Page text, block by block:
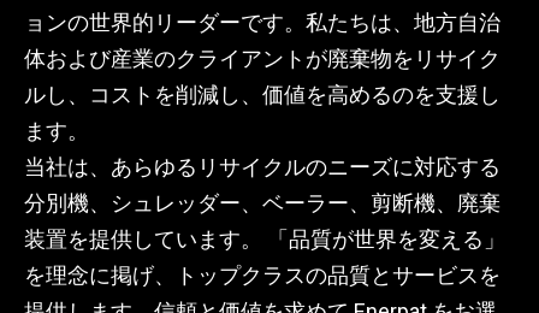
ョンの世界的リーダーです。私たちは、地方自治
体および産業のクライアントが廃棄物をリサイク
ルし、コストを削減し、価値を高めるのを支援し
ます。
当社は、あらゆるリサイクルのニーズに対応する
分別機、シュレッダー、ベーラー、剪断機、廃棄
装置を提供しています。 「品質が世界を変える」
を理念に掲げ、トップクラスの品質とサービスを